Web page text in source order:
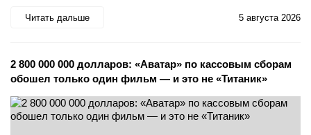
Читать дальше 5 августа 2026
2 800 000 000 долларов: «Аватар» по кассовым сборам
обошел только один фильм — и это не «Титаник»